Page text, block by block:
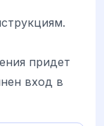
придет
вход в